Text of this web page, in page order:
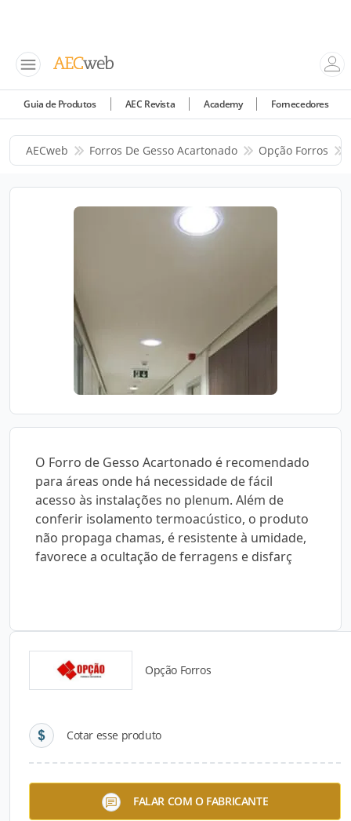
Guia de Produtos AEC Revista Academy Fornecedores
AECweb Forros De Gesso Acartonado Opção Forros
O Forro de Gesso Acartonado é recomendado
para áreas onde há necessidade de fácil
acesso às instalações no plenum. Além de
conferir isolamento termoacústico, o produto
não propaga chamas, é resistente à umidade,
favorece a ocultação de ferragens e disfarç
Opção Forros
Cotar esse produto
FALAR COM O FABRICANTE
Detalhes do produto
Descrição do Produto
O Forro de Gesso Acartonado é recomendado
para áreas onde há necessidade de fácil acesso